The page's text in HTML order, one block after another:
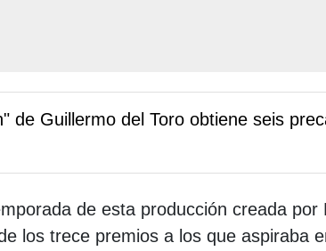
de Guillermo del Toro obtiene seis
de esta producción creada por
los trece premios a los que aspiraba